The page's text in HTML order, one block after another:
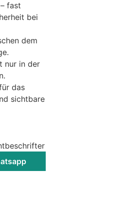
fast
bei
dem
nur in der
das
sichtbare